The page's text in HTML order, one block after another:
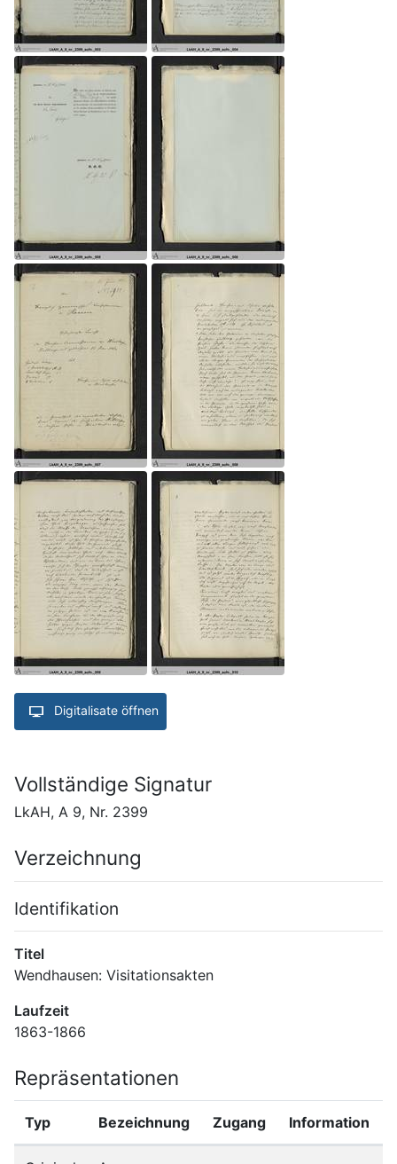
Digitalisate öffnen
Vollständige Signatur
LkAH, A 9, Nr. 2399
Verzeichnung
Identifikation
Titel
Wendhausen: Visitationsakten
Laufzeit
1863-1866
Repräsentationen
Typ Bezeichnung Zugang Information